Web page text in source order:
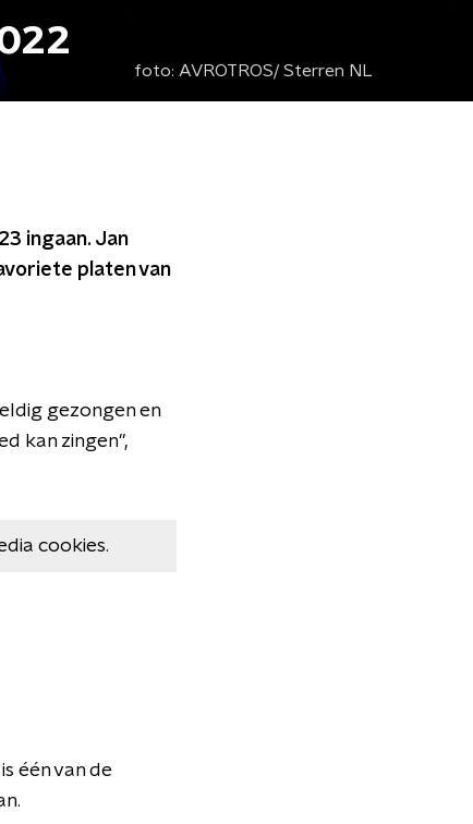
foto: AVROTROS/ Sterren NL
ingaan. Jan
platen van
gezongen en
kan zingen",
cookies.
één van de